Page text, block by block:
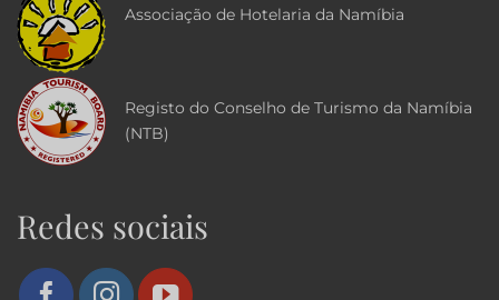
Associação de Hotelaria da Namíbia
Registo do Conselho de Turismo da Namíbia
(NTB)
Redes sociais